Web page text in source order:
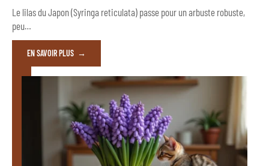
Le lilas du Japon (Syringa reticulata) passe pour un arbuste robuste,
peu…
EN SAVOIR PLUS